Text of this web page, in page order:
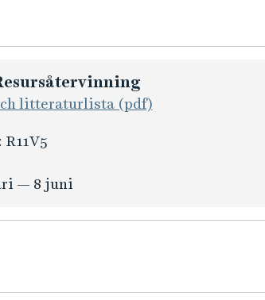
litteraturlista (pdf)
R11V5
— 8 juni